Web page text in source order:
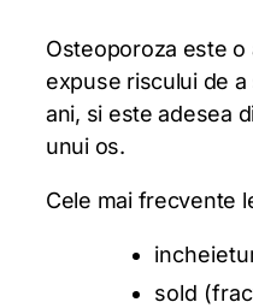
Osteoporoza este
expuse riscului de
ani, si este adesea
unui os.
Cele mai frecvente
sold